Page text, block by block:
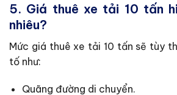
5. Giá thuê xe tải 10 tấn
nhiêu?
Mức giá thuê xe tải 10 tấn sẽ tùy
tố như:
Quãng đường di chuyển.